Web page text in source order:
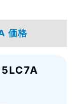
価格